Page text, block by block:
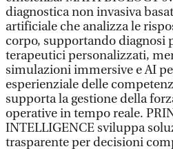
diagnostica non invasiva
artificiale che analizza le
corpo, supportando diagnosi
terapeutici personalizzati,
simulazioni immersive e AI
esperienziale delle
supporta la gestione della
operative in tempo reale.
INTELLIGENCE sviluppa
trasparente per decisioni